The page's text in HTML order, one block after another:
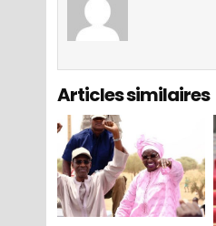
Articles similaires